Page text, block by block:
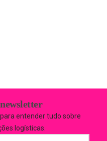
entender tudo sobre
logísticas.